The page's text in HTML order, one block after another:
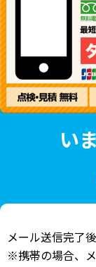
い
メール送信完了
※携帯の場合、